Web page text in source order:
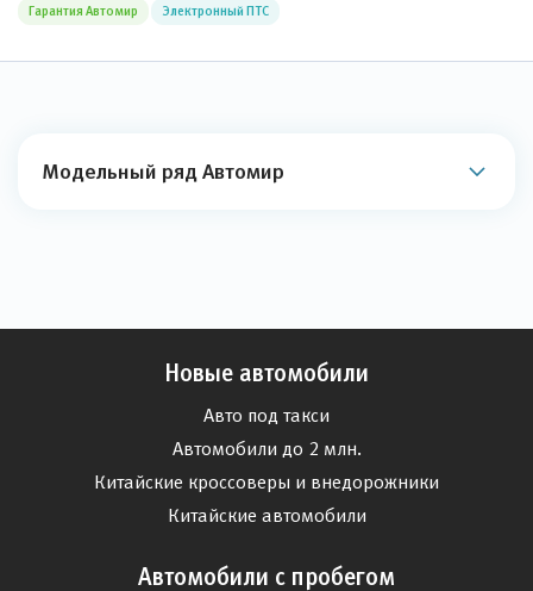
Гарантия Автомир Электронный ПТС
Модельный ряд Автомир
Новые автомобили
Авто под такси
Автомобили до 2 млн.
Китайские кроссоверы и внедорожники
Китайские автомобили
Автомобили с пробегом